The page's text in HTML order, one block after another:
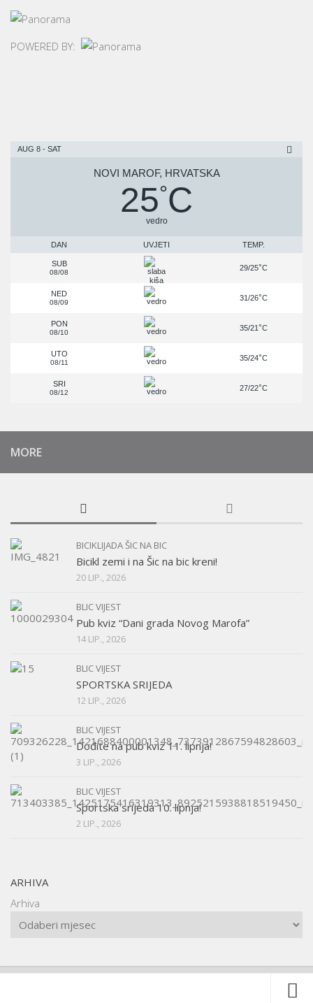
POWERED BY:
AUG 8 - SAT
NOVI MAROF, HRVATSKA
25°C
vedro
DAN UVJETI TEMP.
SUB
08/08
29/25°C
NED
08/09
31/26°C
PON
08/10
35/21°C
UTO
08/11
35/24°C
SRI
08/12
27/22°C
MORE
BICIKLIJADA ŠIC NA BIC
Bicikl zemi i na Šic na bic kreni!
20 LIP., 2026
BLIC VIJEST
Pub kviz “Dani grada Novog Marofa”
14 LIP., 2026
BLIC VIJEST
SPORTSKA SRIJEDA
12 LIP., 2026
BLIC VIJEST
Dođite na pub kviz 11. lipnja!
3 LIP., 2026
BLIC VIJEST
Sportska srijeda 10. lipnja!
2 LIP., 2026
ARHIVA
Arhiva